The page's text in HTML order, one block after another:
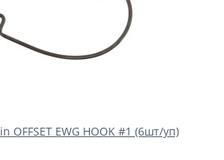
OFFSET EWG HOOK #1 (6шт/уп)